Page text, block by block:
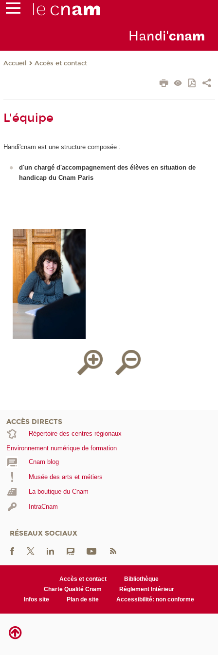
Handi'cnam
Accueil Accès et contact
L'équipe
Handi'cnam est une structure composée :
d'un chargé d'accompagnement des élèves en situation de
handicap du Cnam Paris
ACCÈS DIRECTS
Répertoire des centres régionaux
Environnement numérique de formation
Cnam blog
Musée des arts et métiers
La boutique du Cnam
IntraCnam
RÉSEAUX SOCIAUX
Accès et contact
Bibliothèque
Charte Qualité Cnam
Règlement Intérieur
Infos site
Plan de site Accessibilité: non conforme